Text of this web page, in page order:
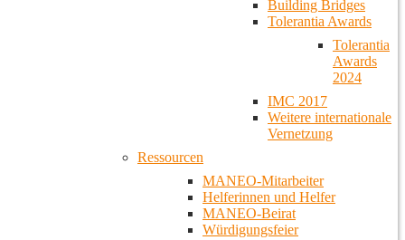
Building Bridges
Tolerantia Awards
Tolerantia
Awards
2024
IMC 2017
Weitere internationale
Vernetzung
Ressourcen
MANEO-Mitarbeiter
Helferinnen und Helfer
MANEO-Beirat
Würdigungsfeier